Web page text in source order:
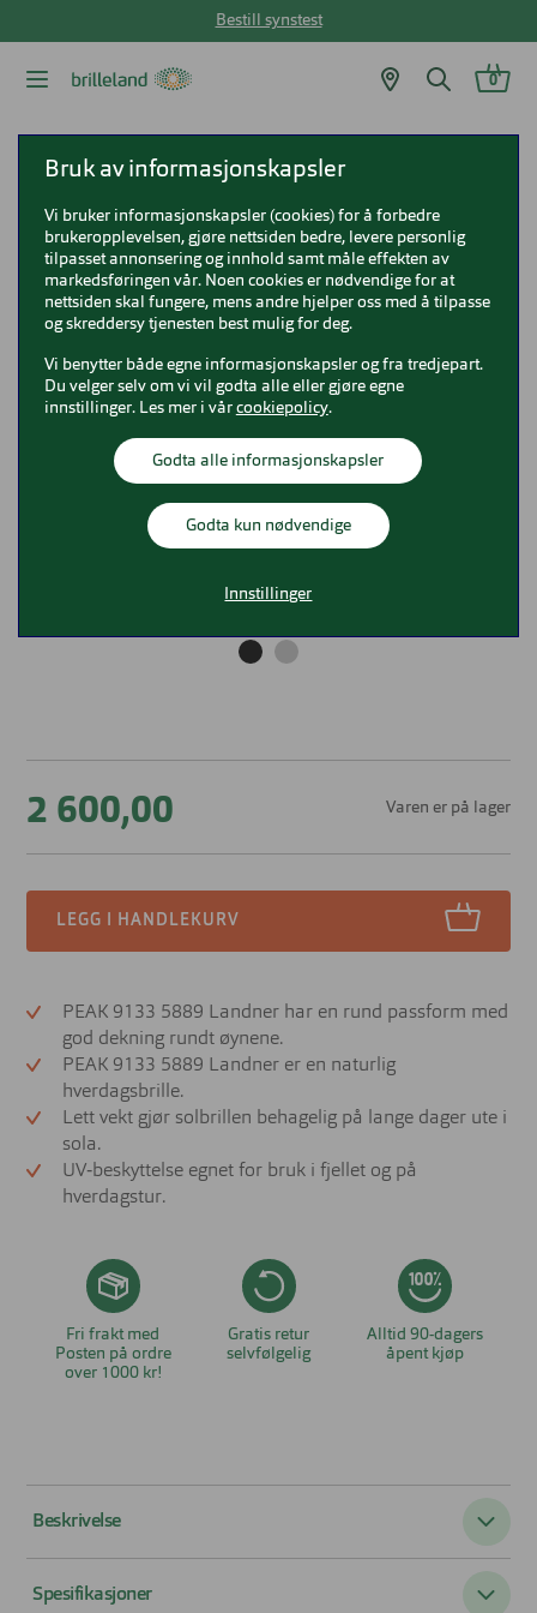
Bestill synstest
0
Peak Performance 9133 Landner
Peak Performance 9133 Landner
0PC000115
2 600,00 Varen er på lager
LEGG I HANDLEKURV
PEAK 9133 5889 Landner har en rund passform med
god dekning rundt øynene.
PEAK 9133 5889 Landner er en naturlig
hverdagsbrille.
Lett vekt gjør solbrillen behagelig på lange dager ute i
sola.
UV‑beskyttelse egnet for bruk i fjellet og på
hverdagstur.
Fri frakt med
Posten på ordre
over 1000 kr!
Gratis retur
selvfølgelig
Alltid 90-dagers
åpent kjøp
Beskrivelse
og teknisk for aktivt bruk
Spesifikasjoner
Bruk av informasjonskapsler
Vi bruker informasjonskapsler (cookies) for å forbedre
brukeropplevelsen, gjøre nettsiden bedre, levere personlig
tilpasset annonsering og innhold samt måle effekten av
markedsføringen vår. Noen cookies er nødvendige for at
nettsiden skal fungere, mens andre hjelper oss med å tilpasse
og skreddersy tjenesten best mulig for deg.
Vi benytter både egne informasjonskapsler og fra tredjepart.
Du velger selv om vi vil godta alle eller gjøre egne
innstillinger. Les mer i vår cookiepolicy.
Godta alle informasjonskapsler
Godta kun nødvendige
Innstillinger